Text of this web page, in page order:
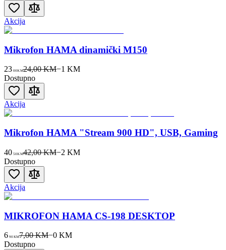
Akcija
Mikrofon HAMA dinamički M150
23 00KM24,00 KM−1 KM
Dostupno
Akcija
Mikrofon HAMA "Stream 900 HD", USB, Gaming
40 50KM42,00 KM−2 KM
Dostupno
Akcija
MIKROFON HAMA CS-198 DESKTOP
6 90 KM7,00 KM−0 KM
Dostupno